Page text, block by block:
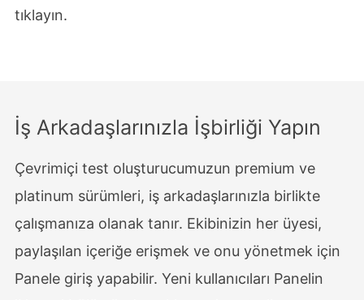
tıklayın.
İş Arkadaşlarınızla İşbirliği Yapın
Çevrimiçi test oluşturucumuzun premium ve
platinum sürümleri, iş arkadaşlarınızla birlikte
çalışmanıza olanak tanır. Ekibinizin her üyesi,
paylaşılan içeriğe erişmek ve onu yönetmek için
Panele giriş yapabilir. Yeni kullanıcıları Panelin